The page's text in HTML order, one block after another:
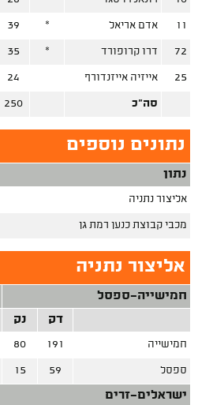
11 אדם אריאל *
39
72 דרו קרופורד *
35
25 אייזיה אייזנדורף 24
סה"כ 250
נתונים נוספים
נתון
אליצור נתניה
מכבי קבוצת כנען רמת גן
אליצור נתניה
חמישייה-ספסל
דק
נק
חמישייה 191
80
ספסל 59
15
ישראלים-זרים